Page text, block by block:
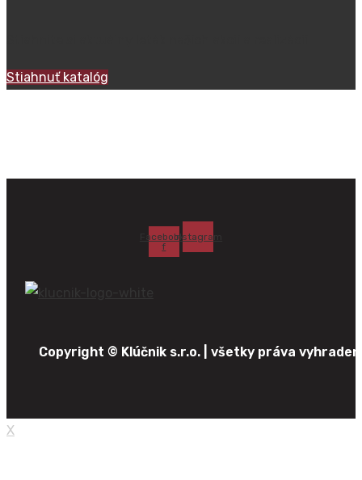
Stiahnuť katalóg
Facebook-
f
Instagram
Copyright © Klúčnik s.r.o. | všetky práva
X